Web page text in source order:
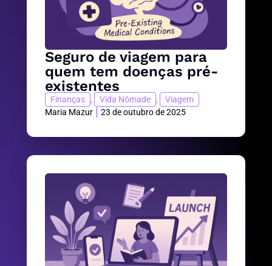
Seguro de viagem para
quem tem doenças pré-
existentes
Finanças , Vida Nômade ,
Viagem
Maria Mazur
23 de outubro de 2025